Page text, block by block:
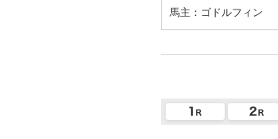
馬主：ゴドルフィン